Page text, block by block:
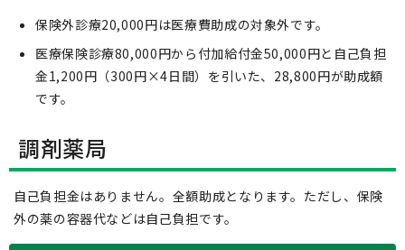
保険外診療20,000円は医療費助成の対象外です。
医療保険診療80,000円から付加給付金50,000円と自己負担
金1,200円（300円×4日間）を引いた、28,800円が助成額
です。
調剤薬局
自己負担金はありません。全額助成となります。ただし、保険
外の薬の容器代などは自己負担です。